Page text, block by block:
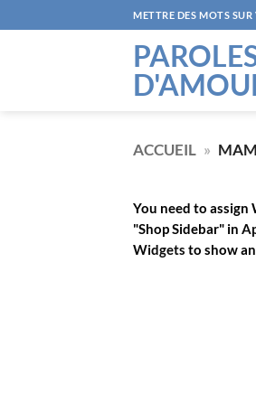
au
METTRE DES MOTS SUR
ACCUEIL »
You need to assign
"Shop Sidebar" in
Widgets to show